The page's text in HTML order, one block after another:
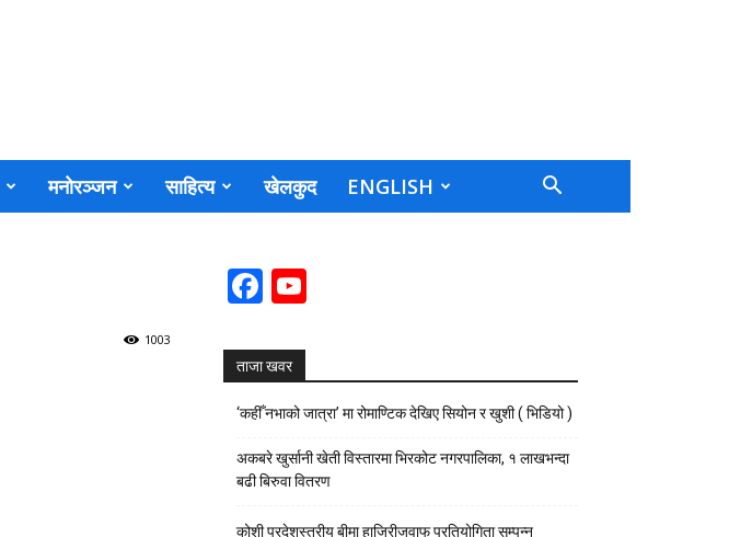
मनोरञ्जन साहित्य खेलकुद ENGLISH
1003
Facebook
ताजा खवर
‘कहीँ नभाको जात्रा’ मा रोमाण्टिक देखिए सियोन र खुशी ( भिडियो )
अकबरे खुर्सानी खेती विस्तारमा भिरकोट नगरपालिका, १ लाखभन्दा
बढी बिरुवा वितरण
कोशी प्रदेशस्तरीय बीमा हाजिरीजवाफ प्रतियोगिता सम्पन्न